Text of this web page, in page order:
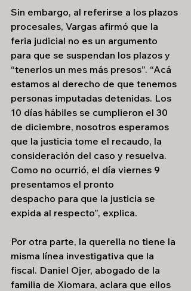
Sin embargo, al referirse a los plazos
procesales, Vargas afirmó que la
feria judicial no es un argumento
para que se suspendan los plazos y
“tenerlos un mes más presos”. “Acá
estamos al derecho de que tenemos
personas imputadas detenidas. Los
10 días hábiles se cumplieron el 30
de diciembre, nosotros esperamos
que la justicia tome el recaudo, la
consideración del caso y resuelva.
Como no ocurrió, el día viernes 9
presentamos el pronto
despacho para que la justicia se
expida al respecto”, explica.
Por otra parte, la querella no tiene la
misma línea investigativa que la
fiscal. Daniel Ojer, abogado de la
familia de Xiomara, aclara que ellos